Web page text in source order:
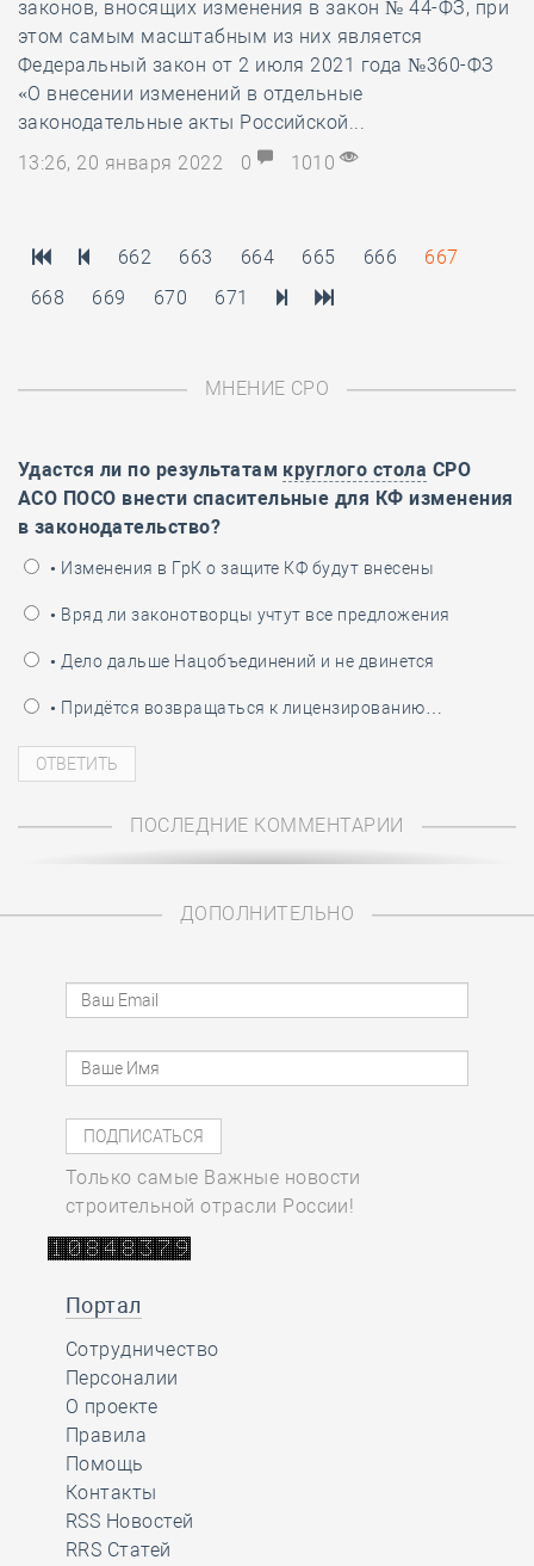
законов, вносящих изменения в закон № 44-ФЗ, при
этом самым масштабным из них является
Федеральный закон от 2 июля 2021 года №360-ФЗ
«О внесении изменений в отдельные
законодательные акты Российской...
13:26, 20 января 2022
0 1010
662 663 664 665 666
667
668
669 670 671
МНЕНИЕ СРО
Удастся ли по результатам круглого стола СРО
АСО ПОСО внести спасительные для КФ изменения
в законодательство?
• Изменения в ГрК о защите КФ будут внесены
• Вряд ли законотворцы учтут все предложения
• Дело дальше Нацобъединений и не двинется
• Придётся возвращаться к лицензированию…
ПОСЛЕДНИЕ КОММЕНТАРИИ
ДОПОЛНИТЕЛЬНО
Только самые Важные новости
строительной отрасли России!
Портал
Сотрудничество
Персоналии
О проекте
Правила
Помощь
Контакты
RSS Новостей
RRS Статей